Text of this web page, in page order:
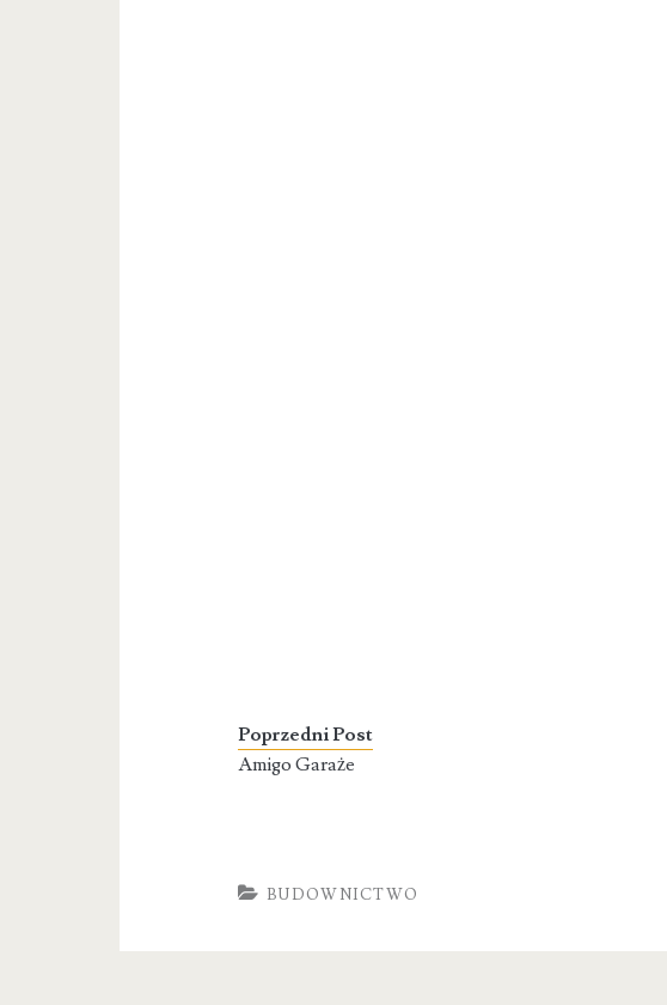
Poprzedni Post
Amigo Garaże
BUDOWNICTWO